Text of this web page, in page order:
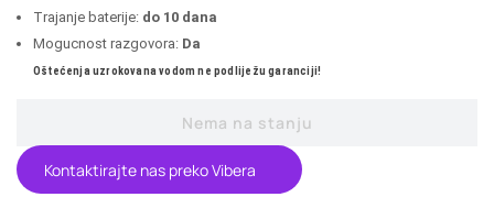
Trajanje baterije: do 10 dana
Mogucnost razgovora: Da
Oštećenja uzrokovana vodom ne podliježu garanciji!
Nema na stanju
Kontaktirajte nas preko Vibera